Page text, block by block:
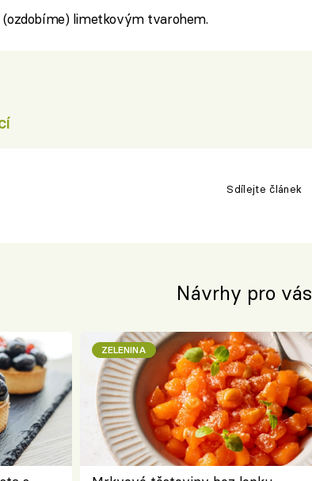
limetkovým tvarohem.
Sdílejte článek
Návrhy pro vás
ZELENINA